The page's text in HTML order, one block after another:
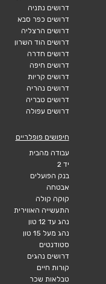
דרושים נתניה
דרושים כפר סבא
דרושים הרצליה
דרושים הוד השרון
דרושים חדרה
דרושים חיפה
דרושים קריות
דרושים נהריה
דרושים טבריה
דרושים עפולה
חיפושים פופלריים
עבודה מהבית
יד 2
בנק הפועלים
אבטחה
קוקה קולה
התעשייה האווירית
נהג עד 12 טון
נהג מעל 15 טון
סטודנטים
דרושים נהגים
קורות חיים
טבלאות שכר